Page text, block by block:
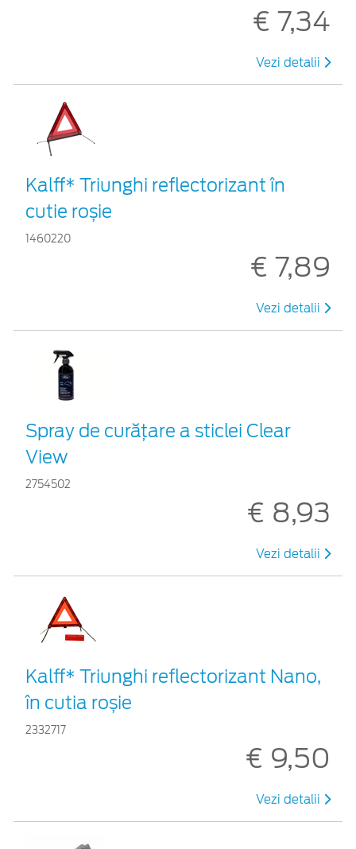
€ 7,34
Vezi detalii
Kalff* Triunghi reflectorizant în
cutie roșie
1460220
€ 7,89
Vezi detalii
Spray de curățare a sticlei Clear
View
2754502
€ 8,93
Vezi detalii
Kalff* Triunghi reflectorizant Nano,
în cutia roșie
2332717
€ 9,50
Vezi detalii